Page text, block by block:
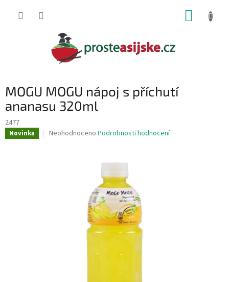
MOGU MOGU nápoj s příchutí
ananasu 320ml
2477
Novinka
Průměrné
Neohodnoceno Podrobnosti hodnocení